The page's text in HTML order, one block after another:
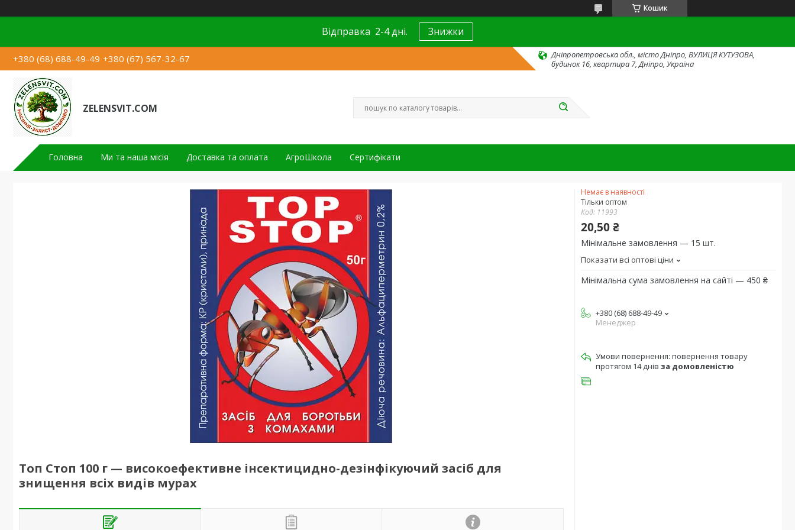
Кошик
Відправка 2-4 дні. Знижки
+380 (68) 688-49-49 +380 (67) 567-32-67
Дніпропетровська обл., місто Дніпро, ВУЛИЦЯ КУТУЗОВА,
будинок 16, квартира 7, Дніпро, Україна
ZELENSVIT.COM
Головна Ми та наша місія Доставка та оплата АгроШкола Сертифікати
Топ Стоп 100 г — високоефективне інсектицидно-дезінфікуючий засіб для
знищення всіх видів мурах
Немає в наявності
Тільки оптом
Код: 11993
20,50 ₴
Мінімальне замовлення — 15 шт.
Показати всі оптові ціни
Мінімальна сума замовлення на сайті — 450 ₴
+380 (68) 688-49-49
Менеджер
повернення товару
протягом 14 днів за домовленістю